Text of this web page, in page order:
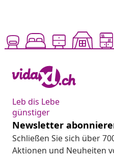
Leb dis Lebe
günstiger
Newsletter
Schließen Sie sich über
Aktionen und Neuheiten